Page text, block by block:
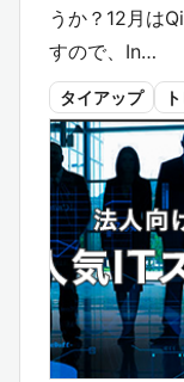
うか？12月は
すので、In…
タイアップ